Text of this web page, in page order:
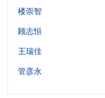
楼崇智
顾志恒
王瑞佳
管彦永